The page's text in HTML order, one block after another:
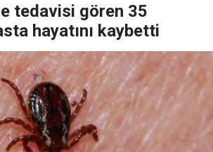
tedavisi gören 35
hayatını kaybetti